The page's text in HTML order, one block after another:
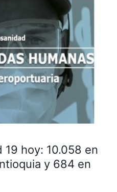
hoy: 10.058 en
y 684 en